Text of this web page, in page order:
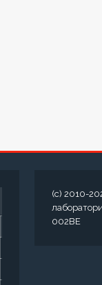
(c) 2010-
002BE